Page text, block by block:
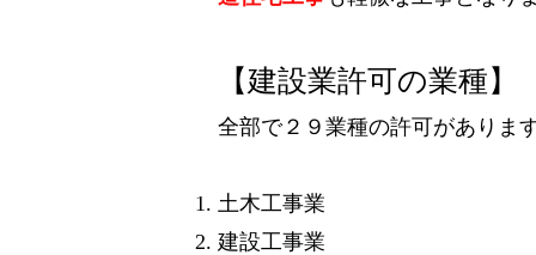
【建設業許可の業種】
全部で２９業種の許可がありま
土木工事業
建設工事業